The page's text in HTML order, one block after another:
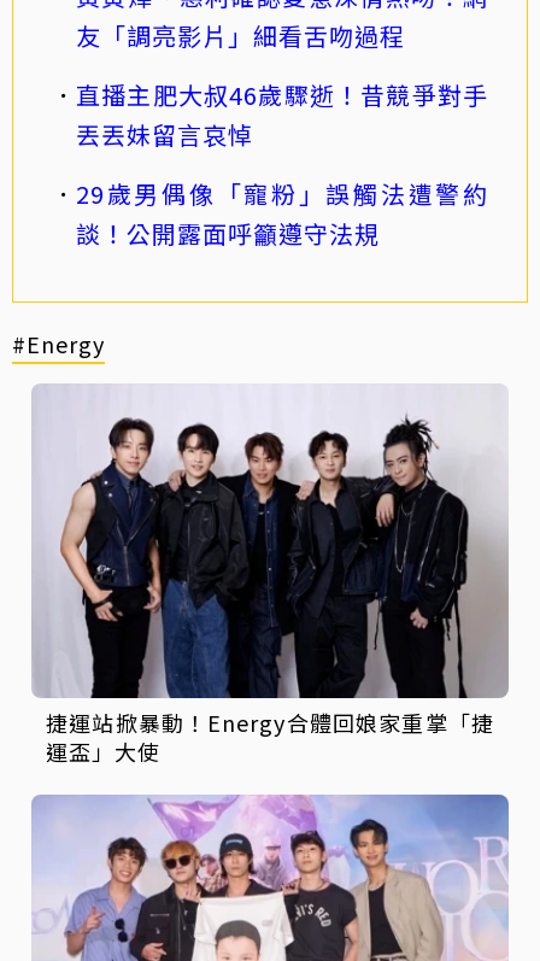
友「調亮影片」細看舌吻過程
直播主肥大叔46歲驟逝！昔競爭對手
丟丟妹留言哀悼
29歲男偶像「寵粉」誤觸法遭警約
談！公開露面呼籲遵守法規
#Energy
捷運站掀暴動！Energy合體回娘家重掌「捷
運盃」大使